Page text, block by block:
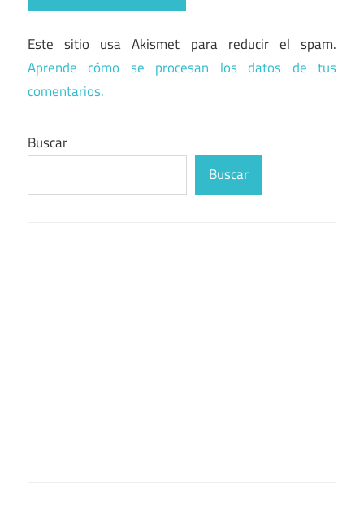
Este sitio usa Akismet para reducir el spam.
Aprende cómo se procesan los datos de tus
comentarios.
Buscar
Buscar